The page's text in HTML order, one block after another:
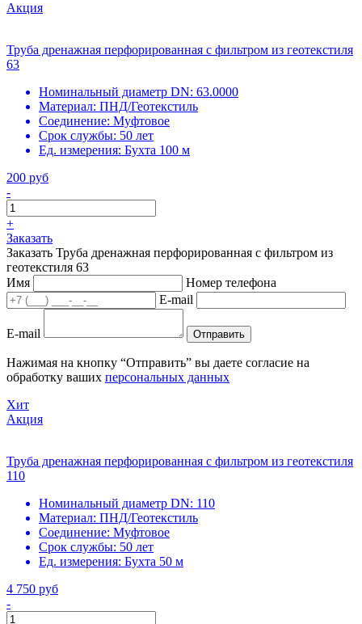
Акция
Труба дренажная перфорированная с фильтром из геотекстиля
63
Номинальный диаметр DN: 63.0000
Материал: ПНД/Геотекстиль
Соединение: Муфтовое
Срок службы: 50 лет
Ед. измерения: Бухта 100 м
200 руб
-
+
Заказать
Заказать Труба дренажная перфорированная с фильтром из
геотекстиля 63
Имя
Номер телефона
E-mail
E-mail Отправить
Нажимая на кнопку “Отправить” вы даете согласие на
обработку ваших персональных данных
Хит
Акция
Труба дренажная перфорированная с фильтром из геотекстиля
110
Номинальный диаметр DN: 110
Материал: ПНД/Геотекстиль
Соединение: Муфтовое
Срок службы: 50 лет
Ед. измерения: Бухта 50 м
4 750 руб
-